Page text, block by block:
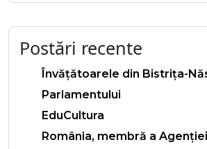
Postări recente
Învățătoarele din Bistrița-
Parlamentului
EduCultura
România, membră a